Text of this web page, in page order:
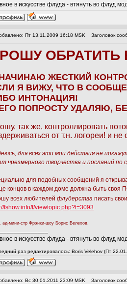
в искусстве флуда - втянуть во флуд
Пт 13.11.2009 16:18 MSK Заголовок
ОБРАТИТЬ
ЖЕСТКИЙ
Я ВИЖУ, ЧТО В
ИНТОНАЦИЯ!
ПОПРОСТУ УДАЛЯЮ,
так же, контроллировать
от т.н. логореи! и
для всех эти мои действия не
чрезмерного творчества и посланий по
для подобных сообщений я
концов в каждом доме должна быть
всех любителей флудерства писать
fshow.info/f/viewtopic.php?t=3093
ад-мини-стр Фрэнки-шоу Борис Велехов.
в искусстве флуда - втянуть во флуд
раз редактировалось: Boris Velehov (Пт
Вс 30.01.2011 23:09 MSK Заголовок